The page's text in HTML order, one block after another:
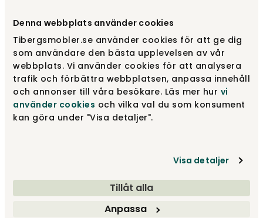
Denna webbplats använder cookies
Tibergsmobler.se använder cookies för att ge dig
som användare den bästa upplevelsen av vår
webbplats. Vi använder cookies för att analysera
trafik och förbättra webbplatsen, anpassa innehåll
och annonser till våra besökare. Läs mer hur vi
använder cookies och vilka val du som konsument
kan göra under "Visa detaljer".
Visa detaljer
Tillåt alla
Anpassa
Välj utförandeOljad ek | Fårpälsimitation
Oljad ek | Fårpälsimitation 6 795 kr
Svartlack | Fårpälsimitation
Visa fler +13